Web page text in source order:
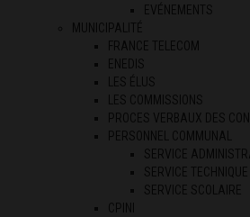
EVÉNEMENTS
MUNICIPALITÉ
FRANCE TELECOM
ENEDIS
LES ÉLUS
LES COMMISSIONS
PROCES VERBAUX DES
PERSONNEL COMMUNAL
SERVICE
SERVICE TECHNIQUE
SERVICE SCOLAIRE
CPINI